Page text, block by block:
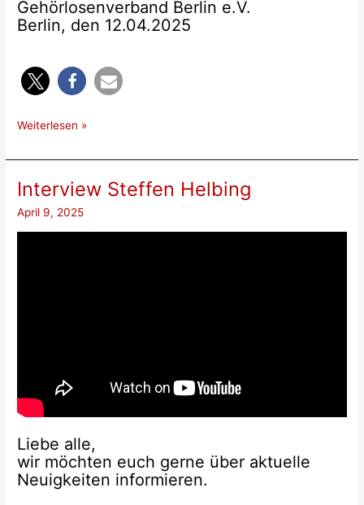
Gehörlosenverband Berlin e.V.
Berlin, den 12.04.2025
Neue
Weiterlesen »
Interview Steffen Helbing
April 9, 2025
Liebe alle,
wir möchten euch gerne über aktuelle
Neuigkeiten informieren.